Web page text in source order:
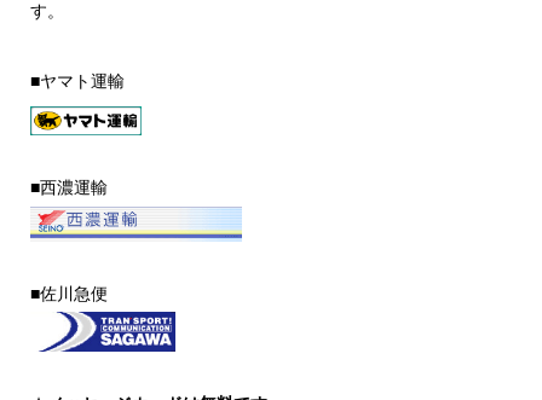
す。
■ヤマト運輸
■西濃運輸
■佐川急便